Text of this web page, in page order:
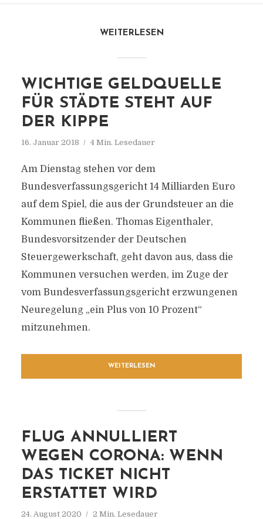
WEITERLESEN
WICHTIGE GELDQUELLE
FÜR STÄDTE STEHT AUF
DER KIPPE
16. Januar 2018 4 Min. Lesedauer
Am Dienstag stehen vor dem
Bundesverfassungsgericht 14 Milliarden Euro
auf dem Spiel, die aus der Grundsteuer an die
Kommunen fließen. Thomas Eigenthaler,
Bundesvorsitzender der Deutschen
Steuergewerkschaft, geht davon aus, dass die
Kommunen versuchen werden, im Zuge der
vom Bundesverfassungsgericht erzwungenen
Neuregelung „ein Plus von 10 Prozent“
mitzunehmen.
WEITERLESEN
FLUG ANNULLIERT
WEGEN CORONA: WENN
DAS TICKET NICHT
ERSTATTET WIRD
24. August 2020 2 Min. Lesedauer